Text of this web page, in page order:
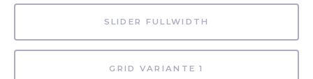
SLIDER FULLWIDTH
GRID VARIANTE 1